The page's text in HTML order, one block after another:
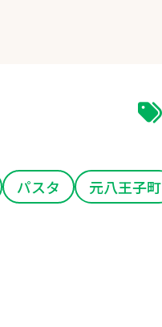
パスタ 元八王子町